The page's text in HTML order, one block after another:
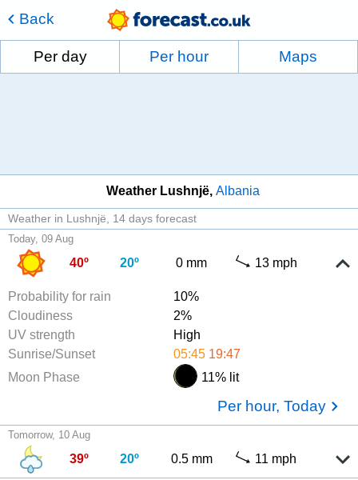
Back
Per day Per hour Maps
Weather Lushnjë Albania
Weather in Lushnjë 14 days forecast
Today, 09 Aug
40º 20º 0 mm 13 mph
Probability for rain
10%
Cloudiness
2%
UV strength
High
Sunrise/Sunset
05:45 19:47
Moon Phase
11% lit
Per hour, Today
Tomorrow, 10 Aug
39º 20º 0.5 mm 11 mph